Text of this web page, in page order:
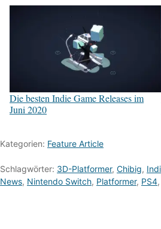
Die besten Indie Game Releases im
Juni 2020
Kategorien: Feature Article
Schlagwörter: 3D-Platformer, Chibig,
News, Nintendo Switch, Platformer, PS4,